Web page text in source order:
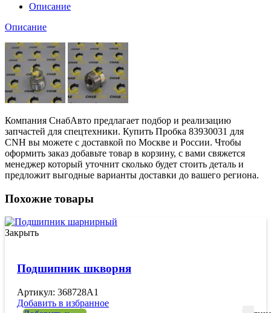
Описание
Описание
Компания СнабАвто предлагает подбор и реализацию
запчастей для спецтехники. Купить Пробка 83930031 для
CNH вы можете с доставкой по Москве и России. Чтобы
оформить заказ добавьте товар в корзину, с вами свяжется
менеджер который уточнит сколько будет стоить деталь и
предложит выгодные варианты доставки до вашего региона.
Похожие товары
Закрыть
Подшипник шкворня
Артикул: 368728A1
Добавить в избранное